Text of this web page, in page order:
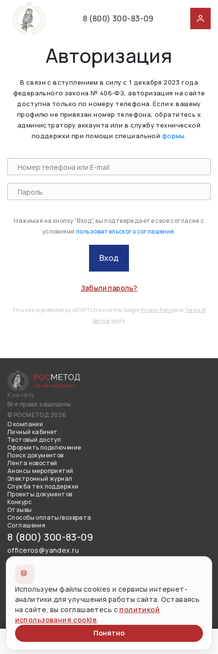
8 (800) 300-83-09
Авторизация
В связи с вступлением в силу с 1 декабря 2023 года
федерального закона № 406-ФЗ, авторизация на сайте
доступна только по номеру телефона. Если к вашему
профилю не привязан номер телефона, обратитесь к
администратору аккаунта или в службу технической
поддержки при помощи специальной формы.
Нажимая на кнопку "Вход", вы подтверждаете своё согласие с
условиями пользовательского соглашения.
Вход
Забыли пароль?
This site is protected by reCAPTCHA and the Google Privacy PolicyandTerms of
Service apply.
К началу
Все права защищены
© РОСМЕТОД 2026
О компании
Личный кабинет
Тестовый доступ
Оформить подключение
Поиск документов
Лента новостей
Анонсы мероприятий
Электронный журнал
Служба тех.поддержки
Проекты документов
Конкурс
Отзывы
Способы оплаты/возврата
Соглашения
8 (800) 300-83-09
officeros@yandex.ru
Использование материалов сайта разрешено с письменного
согласия правообладателя и обязательной ссылкой на
источник.
Версия сайта для слабовидящих
Меню
Личный кабинет
Поиск
Используем файлы cookies и сервисы интернет-
аналитики для улучшения работы сайта. Оставаясь
на сайте, вы соглашаетесь с политикой
использования cookie.
Понятно